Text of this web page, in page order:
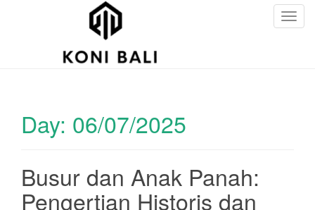
T
Day: 06/07/2025
Busur dan Anak Panah:
Pengertian Historis dan